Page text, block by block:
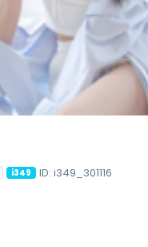
i349 ID: i349_301116